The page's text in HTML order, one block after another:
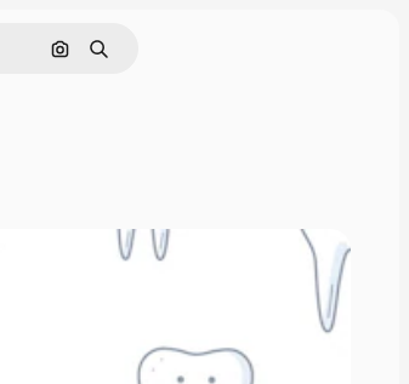
Cerca per immagine
Ricerca